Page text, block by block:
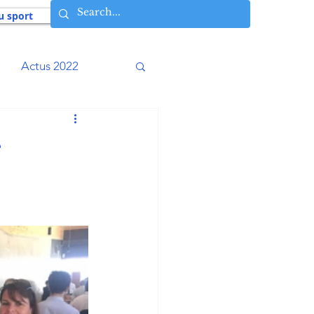
sport
Actus 2022
Actus 2015
Histoires vécues
AIA